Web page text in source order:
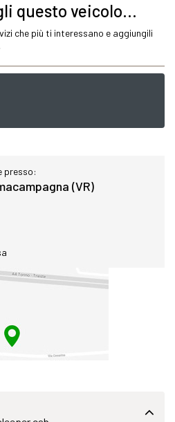
questo veicolo...
che più ti interessano e aggiungili
presso:
(VR)